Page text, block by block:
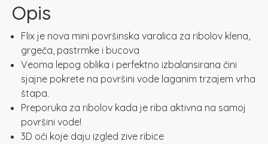
količina
Opis
Flix je nova mini površinska varalica za ribolov klena,
grgeča, pastrmke i bucova
Veoma lepog oblika i perfektno izbalansirana čini
sjajne pokrete na površini vode laganim trzajem vrha
štapa.
Preporuka za ribolov kada je riba aktivna na samoj
površini vode!
3D oči koje daju izgled zive ribice